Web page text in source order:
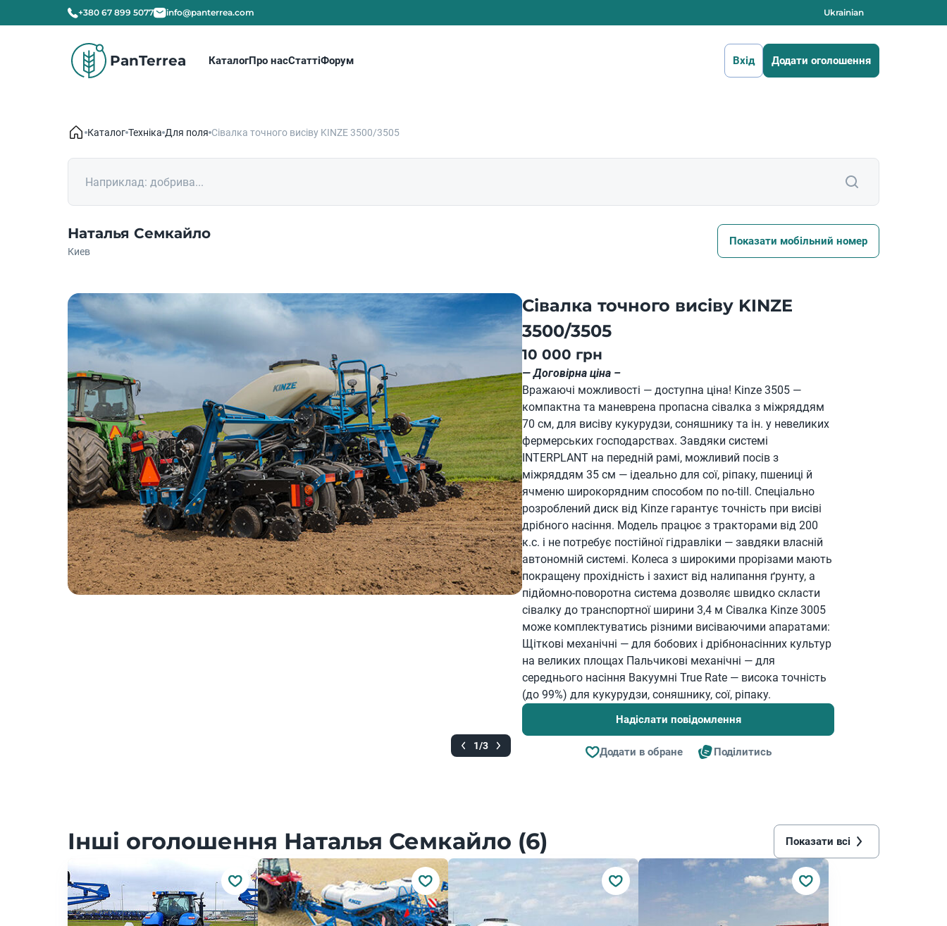
+380 67 899 5077 info@panterrea.com Ukrainian
PanTerrea КаталогПро насСтаттіФорум Вхід Додати оголошення
Каталог Техніка Для поля Сівалка точного висіву KINZE 3500/3505
Наталья Семкайло
Киев
Показати мобільний номер
1/3
Сівалка точного висіву KINZE
3500/3505
10 000 грн
— Договірна ціна –
Вражаючі можливості — доступна ціна! Kinze 3505 —
компактна та маневрена пропасна сівалка з міжряддям
70 см, для висіву кукурудзи, соняшнику та ін. у невеликих
фермерських господарствах. Завдяки системі
INTERPLANT на передній рамі, можливий посів з
міжряддям 35 см — ідеально для сої, ріпаку, пшениці й
ячменю широкорядним способом по no-till. Спеціально
розроблений диск від Kinze гарантує точність при висіві
дрібного насіння. Модель працює з тракторами від 200
к.с. і не потребує постійної гідравліки — завдяки власній
автономній системі. Колеса з широкими прорізами мають
покращену прохідність і захист від налипання ґрунту, а
підйомно-поворотна система дозволяє швидко скласти
сівалку до транспортної ширини 3,4 м Сівалка Kinze 3005
може комплектуватись різними висіваючими апаратами:
Щіткові механічні — для бобових і дрібнонасінних культур
на великих площах Пальчикові механічні — для
середнього насіння Вакуумні True Rate — висока точність
(до 99%) для кукурудзи, соняшнику, сої, ріпаку.
Надіслати повідомлення
Додати в обране Поділитись
Інші оголошення Наталья Семкайло (6) Показати всі